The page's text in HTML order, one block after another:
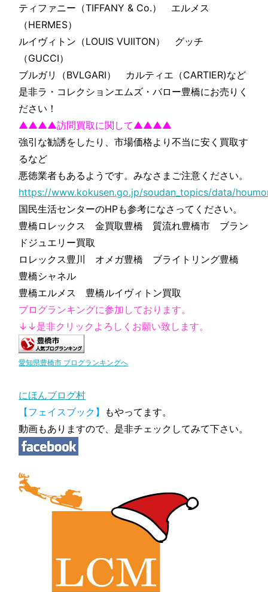
ティファニー（TIFFANY & Co.） エルメス
（HERMES）
ルイヴィトン（LOUIS VUIITON） グッチ
（GUCCI）
ブルガリ（BVLGARI） カルティエ（CARTIER)など
是非ラ・コレクションエムズ・バロー豊橋にお売りく
ださい！
▲▲▲▲訪問買取に関して▲▲▲▲
強引な勧誘をしたり、市場価格より不当に安く買取す
るなど
悪徳業者もあるようです。みなさまご注意ください。
https://www.kokusen.go.jp/soudan_topics/data/
国民生活センターのHPも参考になさってください。
豊橋ロレックス 金買取豊橋 質流れ豊橋市 ブラン
ドジュエリー買取
ロレックス豊川 オメガ豊橋 ブライトリング豊橋
豊橋シャネル
豊橋エルメス 豊橋ルイヴィトン買取
ブログランキングに参加しております。
↓↓是非クリックよろしくお願い致します。
愛知県豊橋市 ブログランキングへ
にほんブログ村
【フェイスブック】
もやってます。
動画もありますので、是非チェックしてみて下さい。